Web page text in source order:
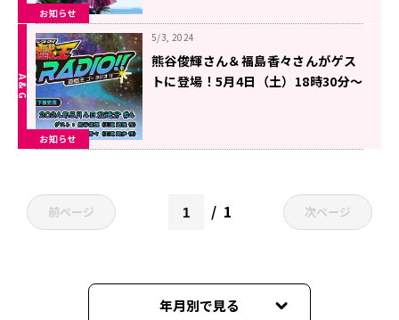
お知らせ
お知らせ
5/3, 2024
熊谷俊輝さん＆福島香々さんがゲス
トに登場！5月4日（土）18時30分～
前ページ 1 次ページ
年月別で見る